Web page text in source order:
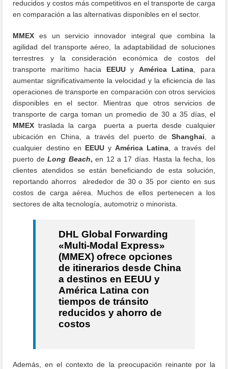
reducidos y costos más competitivos en el transporte de carga
en comparación a las alternativas disponibles en el sector.
MMEX es un servicio innovador integral que combina la
agilidad del transporte aéreo, la adaptabilidad de soluciones
terrestres y la consideración económica de costos del
transporte marítimo hacia EEUUy América Latina , para
aumentar significativamente la velocidad y la eficiencia de las
operaciones de transporte en comparación con otros servicios
disponibles en el sector. Mientras que otros servicios de
transporte de carga toman un promedio de 30 a 35 días, el
MMEX traslada la carga puerta a puerta desde cualquier
ubicación en China, a través del puerto de Shanghai , a
cualquier destino en EEUUyAmérica Latina , a través del
puerto deLong Beach, en 12 a 17 días. Hasta la fecha, los
clientes atendidos se están beneficiando de esta solución,
reportando ahorros alrededor de 30 o 35 por ciento en sus
costos de carga aérea. Muchos de ellos pertenecen a los
sectores de alta tecnología, automotriz o minorista.
DHL Global Forwarding
«Multi-Modal Express»
(MMEX)ofreceopciones
de itinerarios desde China
a destinos en EEUUy
América Latina con
tiempos de tránsito
reducidos y ahorro de
costos
Además, en el contexto de la preocupación reinante por la